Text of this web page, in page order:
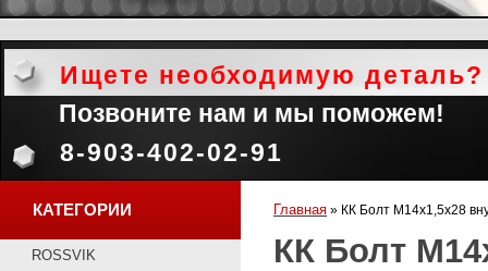
Ищете необходимую деталь?
Позвоните нам и мы поможем!
8-903-402-02-91
КАТЕГОРИИ
ROSSVIK
Главная » КК Болт М14х1,5х28
КК Болт